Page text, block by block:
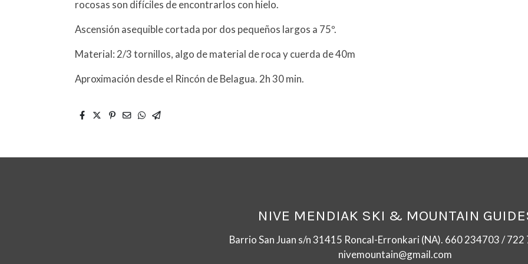
rocosas son difíciles de encontrarlos con hielo.
Ascensión asequible cortada por dos pequeños largos a 75º.
Material: 2/3 tornillos, algo de material de roca y cuerda de 40m
Aproximación desde el Rincón de Belagua. 2h 30 min.
NIVE MENDIAK SKI & MOUNTAIN
Barrio San Juan s/n 31415 Roncal-Erronkari (NA). 660 234703 /
nivemountain@gmail.com